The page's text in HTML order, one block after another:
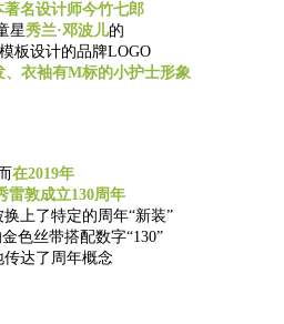
著名设计师今竹七郎
星秀兰·邓波儿的
板设计的品牌LOGO
、衣袖有M标的小护士形象
在2019年
雷敦成立130周年
上了特定的周年“新装”
色丝带搭配数字“130”
传达了周年概念